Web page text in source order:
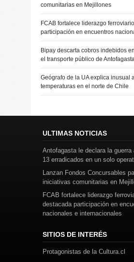
comunitarias en Mejillones
FCAB fortalece liderazgo
participación en encuentros
Bipay descarta cobros indebidos
el transporte público de
Geógrafo de la UA explica inusual
temperaturas en el norte de Chile
ULTIMAS NOTICIAS
Antofagasta le declara la guerra
13 erradicados en un solo
Lanzan Fondos Concursables
iniciativas comunitarias en
FCAB fortalece liderazgo
destacada participación en
nacionales e internacionales
SITIOS DE INTERÉS
Protagonistas de la Cultura.cl